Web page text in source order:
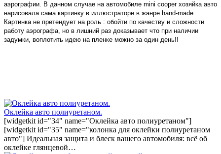
аэрографии. В данном случае на автомобиле mini cooper хозяйка авто
нарисовала сама картинку в иллюстраторе в жанре hand-made.
Картинка не претендует на роль : обойти по качеству и сложности
работу аэрографа, но в лишний раз доказывает что при наличии
задумки, воплотить идею на пленке можно за один день!!
Оклейка авто полиуретаном.
[widgetkit id="34" name="Оклейка авто полиуретаном"]
[widgetkit id="35" name="колонка для оклейки полиуретаном
авто"] Идеальная защита и блеск вашего автомобиля: всё об
оклейке глянцевой…